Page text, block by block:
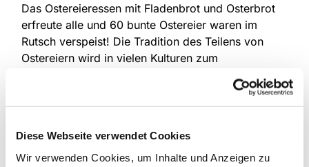
Diese Webseite verwendet Cookies
Wir verwenden Cookies, um Inhalte und Anzeigen zu
Das Ostereieressen mit Fladenbrot und Osterbrot
erfreute alle und 60 bunte Ostereier waren im
Rutsch verspeist! Die Tradition des Teilens von
Ostereiern wird in vielen Kulturen zum